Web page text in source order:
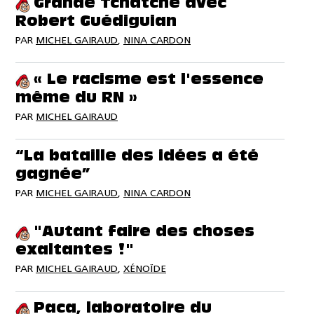
Grande Tchatche avec
Robert Guédiguian
PAR MICHEL GAIRAUD, NINA CARDON
« Le racisme est l'essence
même du RN »
PAR MICHEL GAIRAUD
“La bataille des idées a été
gagnée”
PAR MICHEL GAIRAUD, NINA CARDON
"Autant faire des choses
exaltantes !"
PAR MICHEL GAIRAUD, XÉNOÏDE
Paca, laboratoire du